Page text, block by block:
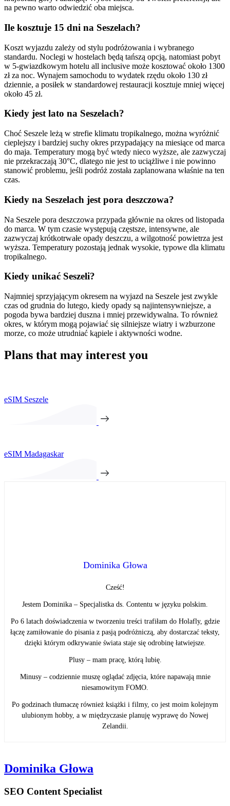
na pewno warto odwiedzić oba miejsca.
Ile kosztuje 15 dni na Seszelach?
Koszt wyjazdu zależy od stylu podróżowania i wybranego
standardu. Noclegi w hostelach będą tańszą opcją, natomiast pobyt
w 5-gwiazdkowym hotelu all inclusive może kosztować około 1300
zł za noc. Wynajem samochodu to wydatek rzędu około 130 zł
dziennie, a posiłek w standardowej restauracji kosztuje mniej więcej
około 45 zł.
Kiedy jest lato na Seszelach?
Choć Seszele leżą w strefie klimatu tropikalnego, można wyróżnić
cieplejszy i bardziej suchy okres przypadający na miesiące od marca
do maja. Temperatury mogą być wtedy nieco wyższe, ale zazwyczaj
nie przekraczają 30°C, dlatego nie jest to uciążliwe i nie powinno
stanowić problemu, jeśli podróż została zaplanowana właśnie na ten
czas.
Kiedy na Seszelach jest pora deszczowa?
Na Seszele pora deszczowa przypada głównie na okres od listopada
do marca. W tym czasie występują częstsze, intensywne, ale
zazwyczaj krótkotrwałe opady deszczu, a wilgotność powietrza jest
wyższa. Temperatury pozostają jednak wysokie, typowe dla klimatu
tropikalnego.
Kiedy unikać Seszeli?
Najmniej sprzyjającym okresem na wyjazd na Seszele jest zwykle
czas od grudnia do lutego, kiedy opady są najintensywniejsze, a
pogoda bywa bardziej duszna i mniej przewidywalna. To również
okres, w którym mogą pojawiać się silniejsze wiatry i wzburzone
morze, co może utrudniać kąpiele i aktywności wodne.
Plans that may interest you
eSIM Seszele
eSIM Madagaskar
Dominika Głowa
Cześć!
Jestem Dominika – Specjalistka ds. Contentu w języku polskim.
Po 6 latach doświadczenia w tworzeniu treści trafiłam do Holafly, gdzie
łączę zamiłowanie do pisania z pasją podróżniczą, aby dostarczać teksty,
dzięki którym odkrywanie świata staje się odrobinę łatwiejsze.
Plusy – mam pracę, którą lubię.
Minusy – codziennie muszę oglądać zdjęcia, które napawają mnie
niesamowitym FOMO.
Po godzinach tłumaczę również książki i filmy, co jest moim kolejnym
ulubionym hobby, a w międzyczasie planuję wyprawę do Nowej
Zelandii.
Dominika Głowa
SEO Content Specialist